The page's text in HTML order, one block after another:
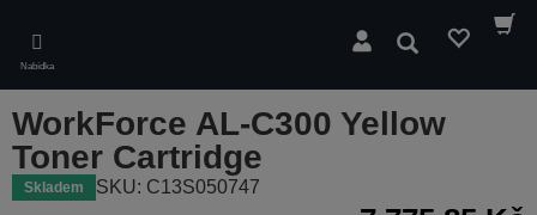
main
content
Nabídka
Hledat
WorkForce AL-C300 Yellow
Toner Cartridge
Skladem SKU: C13S050747